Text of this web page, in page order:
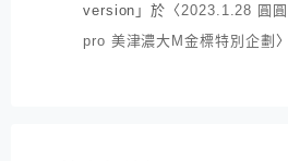
version 」於〈 2023.1.28 圓
pro 美津濃大M金標特別企劃